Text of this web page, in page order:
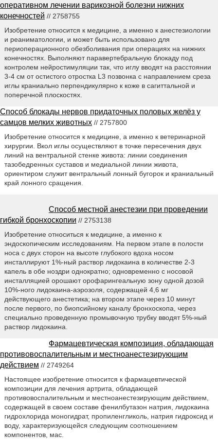
оперативном лечении варикозной болезни нижних
конечностей // 2758755
Изобретение относится к медицине, а именно к анестезиологии
и реаниматологии, и может быть использовано для
периоперационного обезболивания при операциях на нижних
конечностях. Выполняют паравертебральную блокаду под
контролем нейростимуляции так, что иглу вводят на расстоянии
3-4 см от остистого отростка L3 позвонка с направлением среза
иглы краниально перпендикулярно к коже в сагиттальной и
поперечной плоскостях.
Способ блокады нервов придаточных половых желёз у
самцов мелких животных // 2757800
Изобретение относится к медицине, а именно к ветеринарной
хирургии. Вкол иглы осуществляют в точке пересечения двух
линий на вентральной стенке живота: линии соединения
тазобедренных суставов и медиальной линии живота,
ориентиром служит вентральный лонный бугорок и краниальный
край лонного сращения.
Способ местной анестезии при проведении
гибкой бронхоскопии // 2753138
Изобретение относиться к медицине, а именно к
эндоскопическим исследованиям. На первом этапе в полости
носа с двух сторон на высоте глубокого вдоха носом
инсталлируют 1%-ный раствор лидокаина в количестве 2-3
капель в обе ноздри однократно; одновременно с носовой
инсталляцией орошают орофарингеальную зону одной дозой
10%-ного лидокаина-аэрозоля, содержащей 4,6 мг
действующего анестетика; на втором этапе через 10 минут
после первого, по биопсийному каналу бронхоскопа, через
специально проведенную промывочную трубку вводят 5%-ный
раствор лидокаина.
Фармацевтическая композиция, обладающая
противовоспалительным и местноанестезирующим
действием // 2749264
Настоящее изобретение относится к фармацевтической
композиции для лечения артрита, обладающей
противовоспалительным и местноанестезирующим действием,
содержащей в своем составе фенилбутазон натрия, лидокаина
гидрохлорида моногидрат, пропиленгликоль, натрия гидроксид и
воду, характеризующейся следующим соотношением
компонентов, мас.